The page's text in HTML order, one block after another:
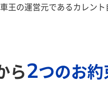
王の運営元であるカレン
ら2つのお約